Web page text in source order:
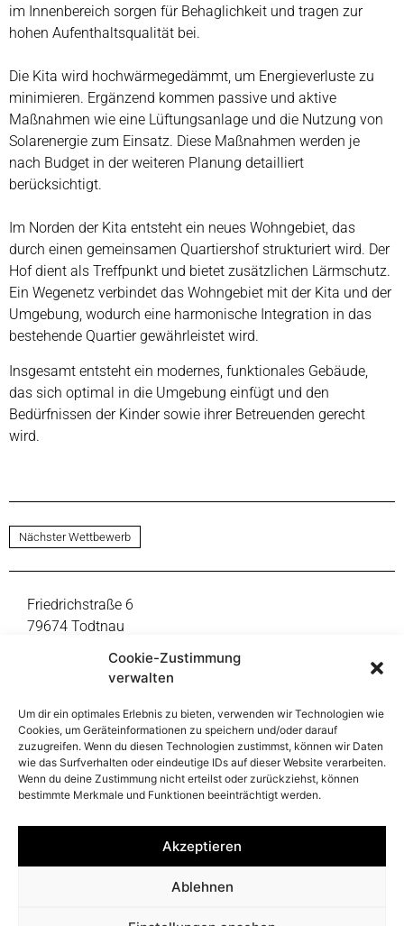
Cookie-Zustimmung
verwalten
Um dir ein optimales Erlebnis zu bieten, verwenden wir Technologien wie
Cookies, um Geräteinformationen zu speichern und/oder darauf
zuzugreifen. Wenn du diesen Technologien zustimmst, können wir Daten
wie das Surfverhalten oder eindeutige IDs auf dieser Website verarbeiten.
Wenn du deine Zustimmung nicht erteilst oder zurückziehst, können
bestimmte Merkmale und Funktionen beeinträchtigt werden.
Akzeptieren
Ablehnen
im Innenbereich sorgen für Behaglichkeit und tragen zur
hohen Aufenthaltsqualität bei.
Die Kita wird hochwärmegedämmt, um Energieverluste zu
minimieren. Ergänzend kommen passive und aktive
Maßnahmen wie eine Lüftungsanlage und die Nutzung von
Solarenergie zum Einsatz. Diese Maßnahmen werden je
nach Budget in der weiteren Planung detailliert
berücksichtigt.
Im Norden der Kita entsteht ein neues Wohngebiet, das
durch einen gemeinsamen Quartiershof strukturiert wird. Der
Hof dient als Treffpunkt und bietet zusätzlichen Lärmschutz.
Ein Wegenetz verbindet das Wohngebiet mit der Kita und der
Umgebung, wodurch eine harmonische Integration in das
bestehende Quartier gewährleistet wird.
Insgesamt entsteht ein modernes, funktionales Gebäude,
das sich optimal in die Umgebung einfügt und den
Bedürfnissen der Kinder sowie ihrer Betreuenden gerecht
wird.
Nächster Wettbewerb
Friedrichstraße 6
79674 Todtnau
Fon +49 7671 9999-0
mail@thoma-lay-buchler.de
Reinsburgstraße 108
70197 Stuttgart
Fon +49 711 391998-47
mail@thoma-lay-buchler.de
Folge uns